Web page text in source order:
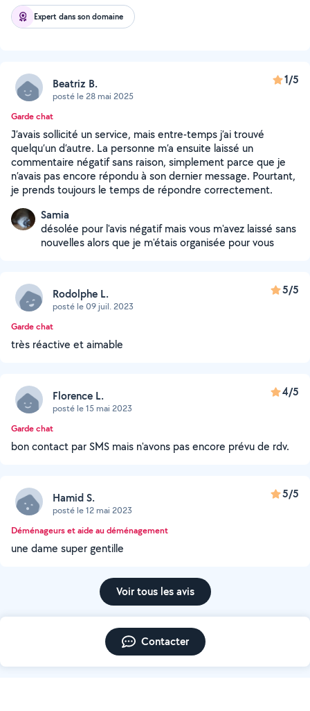
Expert dans son domaine
Beatriz B.
posté le 28 mai 2025
1/5
Garde chat
J’avais sollicité un service, mais entre-temps j’ai trouvé
quelqu’un d’autre. La personne m’a ensuite laissé un
commentaire négatif sans raison, simplement parce que je
n’avais pas encore répondu à son dernier message. Pourtant,
je prends toujours le temps de répondre correctement.
Samia
désolée pour l'avis négatif mais vous m'avez laissé sans
nouvelles alors que je m'étais organisée pour vous
Rodolphe L.
posté le 09 juil. 2023
5/5
Garde chat
très réactive et aimable
Florence L.
posté le 15 mai 2023
4/5
Garde chat
bon contact par SMS mais n'avons pas encore prévu de rdv.
Hamid S.
posté le 12 mai 2023
5/5
Déménageurs et aide au déménagement
une dame super gentille
Voir tous les avis
Contacter